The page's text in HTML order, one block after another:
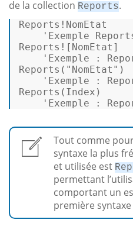
de la collection Reports.
Reports!NomEtat
'Exemple
Reports![NomEtat]
'Exemple
Reports ( "NomEtat" )
'Exemple :
Reports (Index)
'Exemple :
Tout comme
syntaxe la plus
et utilisée est
permettant
comportant un
première